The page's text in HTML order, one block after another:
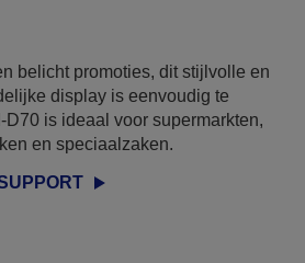
belicht promoties, dit stijlvolle en
display is eenvoudig te
D70 is ideaal voor supermarkten,
en speciaalzaken.